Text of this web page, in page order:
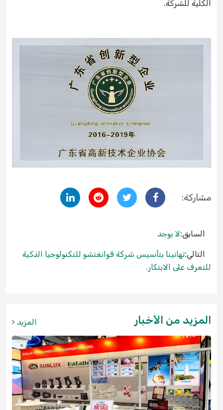
الكلية للشركة.
مشاركة:
السابق:لا يوجد
التالي:تهانينا بتأسيس شركة قوانغتشو للتكنولوجيا الذكية
للتعرف على الابتكار.
المزيد من الأخبار المزيد